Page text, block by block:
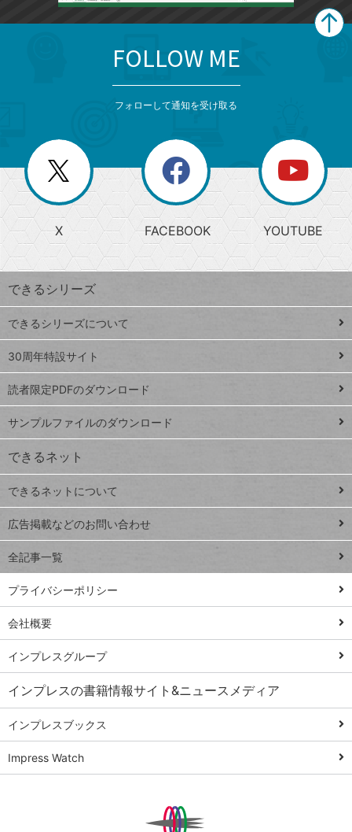
じ
る
search
検
索
上
昇
ワ
ー
ド
Google
スプレ
ッドシ
ート
iPhone
VLOOKUP
close
閉じ
る
閉
じ
る
ー
か
ら
探
す
ト
ッ
プ
ペ
ジ
連載
Excel Q&A
トイアンナ流仕
事術
PowerAutomate
ではじめる業務
の完全自動化
AI議事録作成術
Windows 11
Q&A
Teams踏み込み
活用術
Excel講師の仕事
術
FOLLOW ME
フォローして通知を受け取る
X FACEBOOK YOUTUBE
できるシリーズ
できるシリーズについて
30周年特設サイト
読者限定PDFのダウンロード
サンプルファイルのダウンロード
できるネット
できるネットについて
広告掲載などのお問い合わせ
全記事一覧
プライバシーポリシー
会社概要
インプレスグループ
インプレスの書籍情報サイト&ニュースメディア
インプレスブックス
Impress Watch